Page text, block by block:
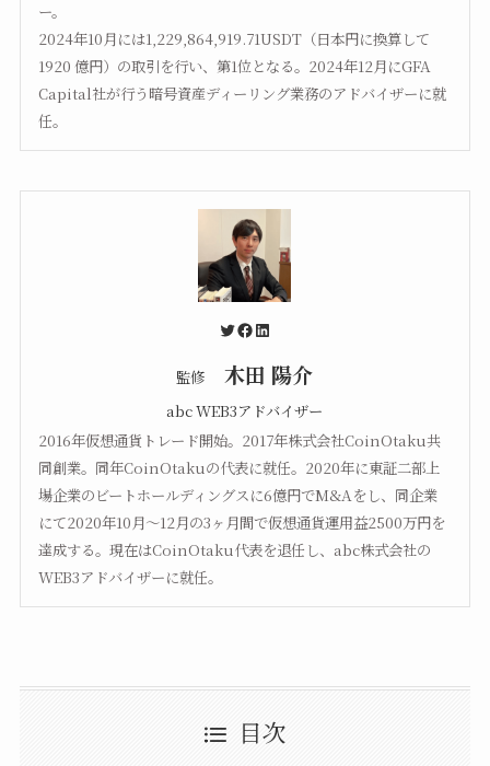
ー。
2024年10月には1,229,864,919.71USDT（日本円に換算して
1920 億円）の取引を行い、第1位となる。2024年12月にGFA
Capital社が行う暗号資産ディーリング業務のアドバイザーに就
任。
Twitter
Facebook
LinkedIn
監修 木田 陽介
abc WEB3アドバイザー
2016年仮想通貨トレード開始。2017年株式会社CoinOtaku共
同創業。同年CoinOtakuの代表に就任。2020年に東証二部上
場企業のビートホールディングスに6億円でM&Aをし、同企業
にて2020年10月〜12月の3ヶ月間で仮想通貨運用益2500万円を
達成する。現在はCoinOtaku代表を退任し、abc株式会社の
WEB3アドバイザーに就任。
目次